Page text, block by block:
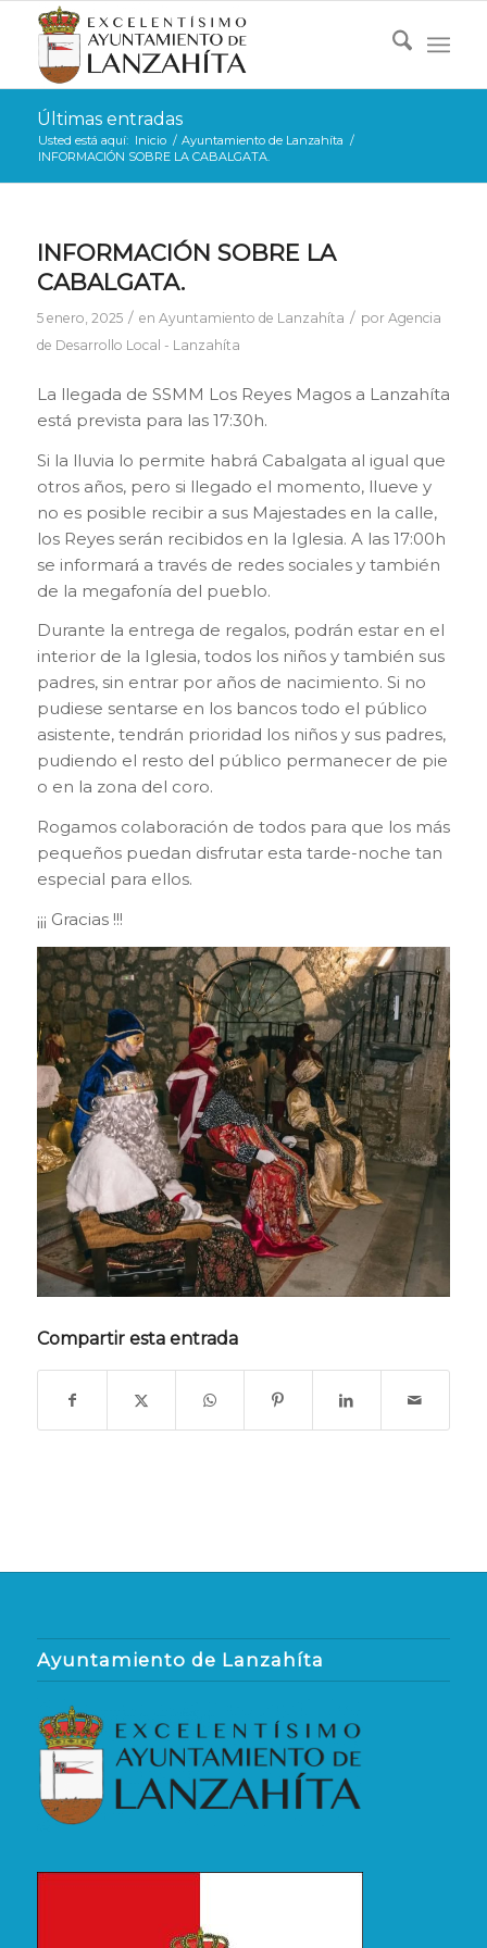
Últimas entradas
Usted está aquí: Inicio / Ayuntamiento de Lanzahíta /
INFORMACIÓN SOBRE LA CABALGATA.
INFORMACIÓN SOBRE LA
CABALGATA.
5 enero, 2025 / en Ayuntamiento de Lanzahíta / por Agencia
de Desarrollo Local - Lanzahíta
La llegada de SSMM Los Reyes Magos a Lanzahíta
está prevista para las 17:30h.
Si la lluvia lo permite habrá Cabalgata al igual que
otros años, pero si llegado el momento, llueve y
no es posible recibir a sus Majestades en la calle,
los Reyes serán recibidos en la Iglesia. A las 17:00h
se informará a través de redes sociales y también
de la megafonía del pueblo.
Durante la entrega de regalos, podrán estar en el
interior de la Iglesia, todos los niños y también sus
padres, sin entrar por años de nacimiento. Si no
pudiese sentarse en los bancos todo el público
asistente, tendrán prioridad los niños y sus padres,
pudiendo el resto del público permanecer de pie
o en la zona del coro.
Rogamos colaboración de todos para que los más
pequeños puedan disfrutar esta tarde-noche tan
especial para ellos.
¡¡¡ Gracias !!!
Compartir esta entrada
Ayuntamiento de Lanzahíta